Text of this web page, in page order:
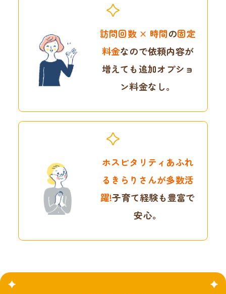
訪問回数 × 時間の固定
料金なので依頼内容が
増えても追加オプショ
ン料金なし。
ホスピタリティあふれ
る きらりさんが多数活
躍!子育て経験も豊富で
安心。